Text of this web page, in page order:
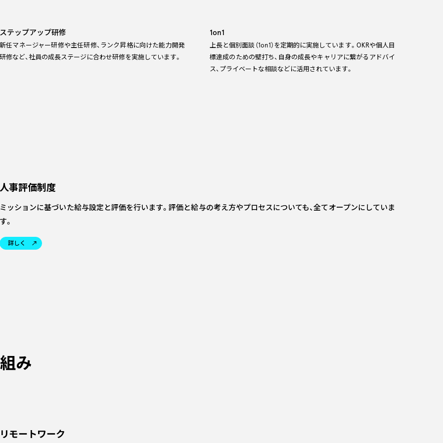
ステップアップ研修
新任マネージャー研修や主任研修、ランク昇格に向けた能力開発
研修など、社員の成長ステージに合わせ研修を実施しています。
1on1
上長と個別面談（1on1）を定期的に実施しています。OKRや個人目
標達成のための壁打ち、自身の成長やキャリアに繋がるアドバイ
ス、プライベートな相談などに活用されています。
人事評価制度
ミッションに基づいた給与設定と評価を行います。評価と給与の考え方やプロセスについても、全てオープンにしていま
す。
詳しく
み
リモートワーク